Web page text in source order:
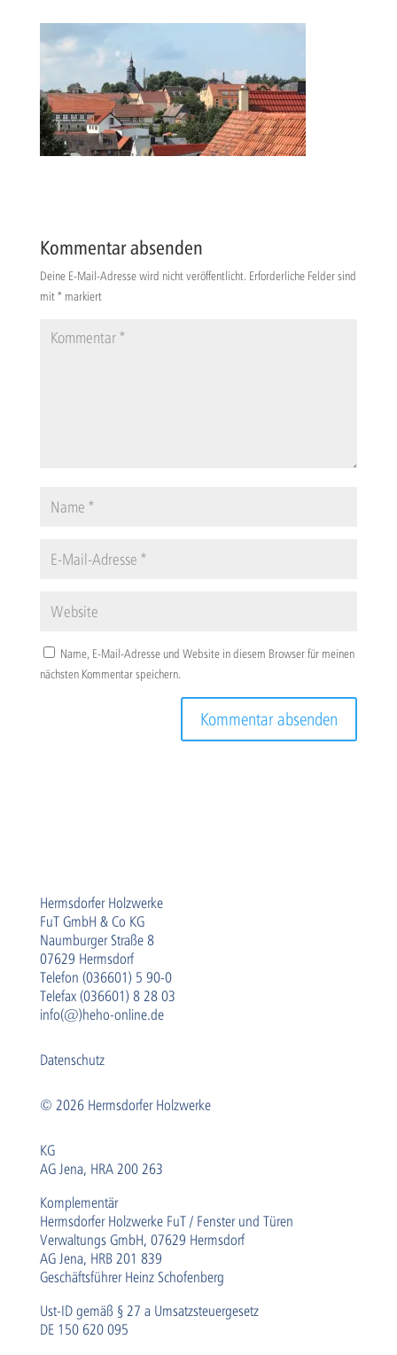
Kommentar absenden
Deine E-Mail-Adresse wird nicht veröffentlicht. Erforderliche Felder sind
mit*markiert
Name, E-Mail-Adresse und Website in diesem Browser für meinen
nächsten Kommentar speichern.
Hermsdorfer Holzwerke
FuT GmbH & Co KG
Naumburger Straße 8
07629 Hermsdorf
Telefon (036601) 5 90-0
Telefax (036601) 8 28 03
info(@)heho-online.de
Datenschutz
© 2026 Hermsdorfer Holzwerke
KG
AG Jena, HRA 200 263
Komplementär
Hermsdorfer Holzwerke FuT / Fenster und Türen
Verwaltungs GmbH, 07629 Hermsdorf
AG Jena, HRB 201 839
Geschäftsführer Heinz Schofenberg
Ust-ID gemäß § 27 a Umsatzsteuergesetz
DE 150 620 095